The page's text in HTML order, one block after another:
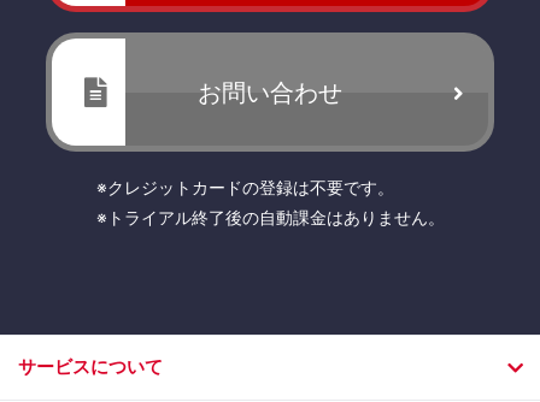
お問い合わせ
※クレジットカードの登録は不要です。
※トライアル終了後の自動課金はありません。
サービスについて